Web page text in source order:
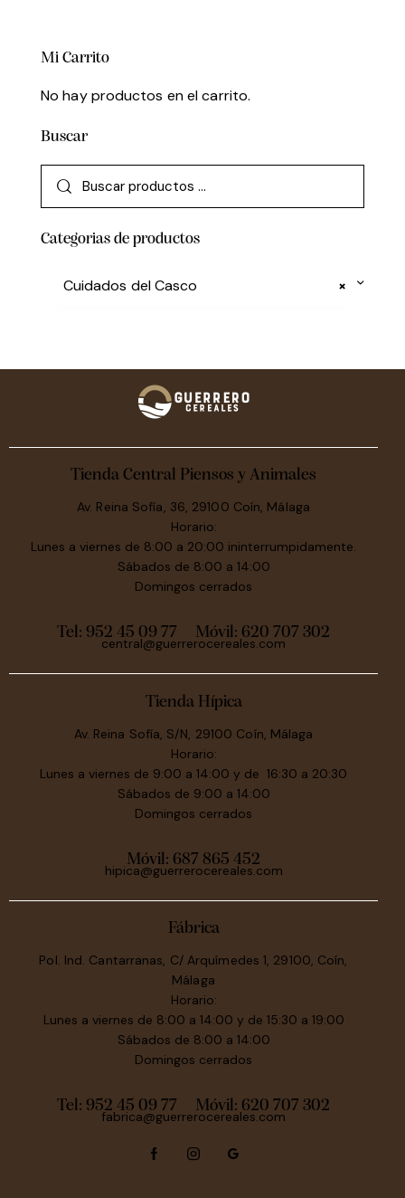
Mi Carrito
No hay productos en el carrito.
Buscar
Categorias de productos
×
Cuidados del Casco
Tienda Central Piensos y Animales
Av. Reina Sofía, 36, 29100 Coín, Málaga
Horario:
Lunes a viernes de 8:00 a 20:00 ininterrumpidamente.
Sábados de 8:00 a 14:00
Domingos cerrados
Tel: 952 45 09 77 Móvil: 620 707 302
central@guerrerocereales.com
Tienda Hípica
Av. Reina Sofía, S/N, 29100 Coín, Málaga
Horario:
Lunes a viernes de 9:00 a 14:00 y de 16:30 a 20:30
Sábados de 9:00 a 14:00
Domingos cerrados
Móvil: 687 865 452
hipica@guerrerocereales.com
Fábrica
Pol. Ind. Cantarranas, C/ Arquímedes 1, 29100, Coín,
Málaga
Horario:
Lunes a viernes de 8:00 a 14:00 y de 15:30 a 19:00
Sábados de 8:00 a 14:00
Domingos cerrados
Tel: 952 45 09 77 Móvil: 620 707 302
fabrica@guerrerocereales.com